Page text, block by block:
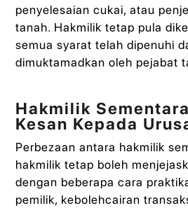
penyelesaian cukai, atau
tanah. Hakmilik tetap pula
semua syarat telah dipenuhi
dimuktamadkan oleh pejabat
Hakmilik
Kesan Kepada
Perbezaan antara hakmilik
hakmilik tetap boleh
dengan beberapa cara
pemilik, kebolehcairan